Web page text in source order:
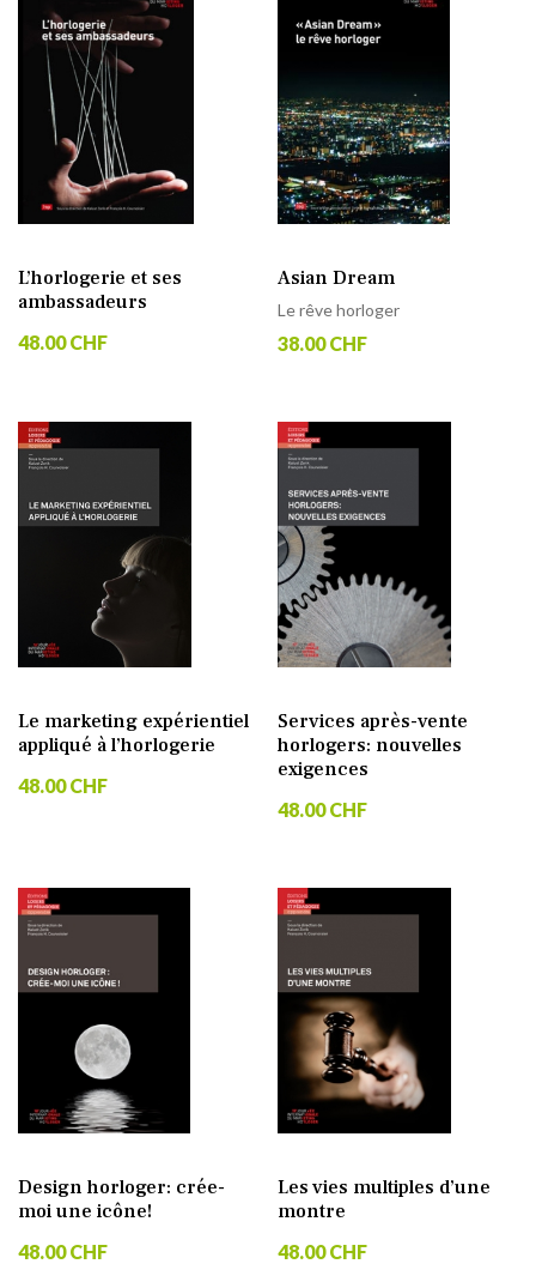
L’horlogerie et ses
ambassadeurs
48.00 CHF
Asian Dream
Le rêve horloger
38.00 CHF
Le marketing expérientiel
appliqué à l’horlogerie
48.00 CHF
Services après-vente
horlogers: nouvelles
exigences
48.00 CHF
Design horloger: crée-
moi une icône!
48.00 CHF
Les vies multiples d’une
montre
48.00 CHF